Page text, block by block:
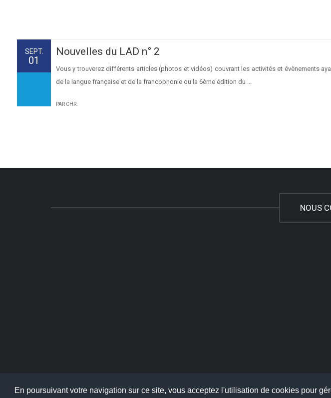
En poursuivant votre navigation sur ce site, vous acceptez l'utilisation de cookies pour
Nouvelles du LAD n° 2
Vous y trouverez différents articles (photos et vidéos) couvrant les activités et évènements
de la langue française et de la francophonie ou la 6ème édition du ...
PAR CHR.
SEPT.
01
NOUS